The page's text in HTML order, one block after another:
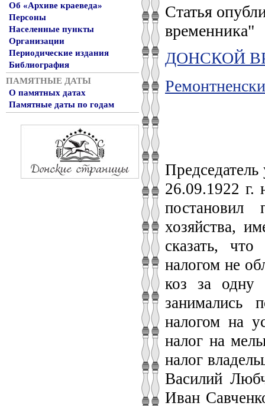
Об «Архиве краеведа»
Персоны
Населенные пункты
Организации
Периодические издания
Библиография
ПАМЯТНЫЕ ДАТЫ
О памятных датах
Памятные даты по годам
Статья
временника"
ДОНСКОЙ
26.09.1922 г.
постановил
хозяйства,
сказать,
налогом не
коз за одну
занимались
налогом на
налог на
налог
Василий
Иван